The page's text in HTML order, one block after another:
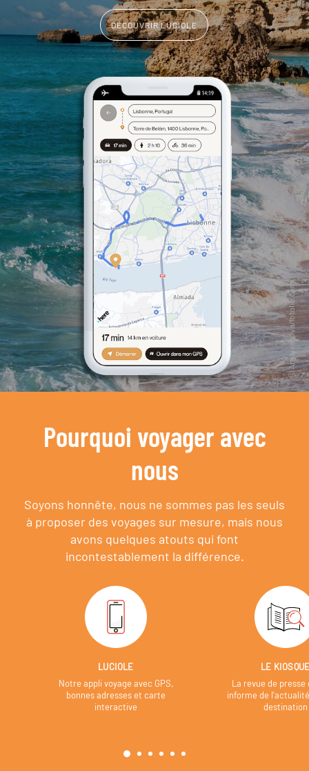
DÉCOUVRIR LUCIOLE
Pourquoi voyager avec
nous
Soyons honnête, nous ne sommes pas les seuls
à proposer des voyages sur mesure, mais nous
avons quelques atouts qui font
incontestablement la différence.
LUCIOLE
Notre appli voyage avec GPS,
bonnes adresses et carte
interactive
LE
La revue de presse
informe de
destination